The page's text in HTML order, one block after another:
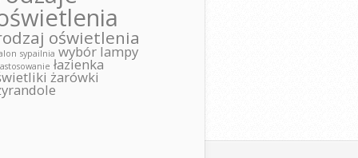
oświetlenia
sypailnia wybór lampy
łazienka
żarówki